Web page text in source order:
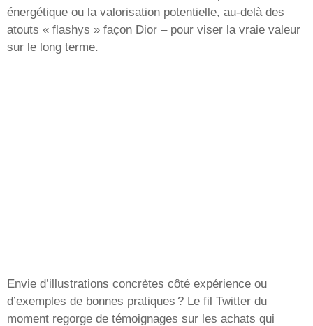
énergétique ou la valorisation potentielle, au-delà des
atouts « flashys » façon Dior – pour viser la vraie valeur
sur le long terme.
Envie d’illustrations concrètes côté expérience ou
d’exemples de bonnes pratiques ? Le fil Twitter du
moment regorge de témoignages sur les achats qui